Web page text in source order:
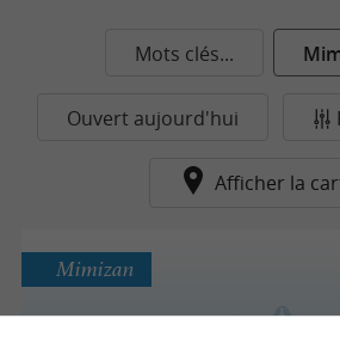
Mots clés...
Ouvert aujourd'hui
Afficher la
Mimizan